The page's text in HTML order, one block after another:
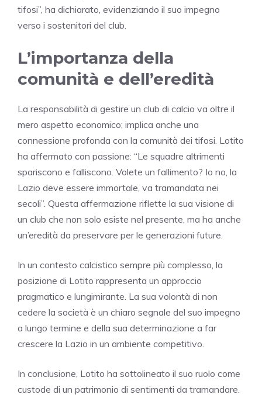
tifosi”, ha dichiarato, evidenziando il suo impegno
verso i sostenitori del club.
L’importanza della
comunità e dell’eredità
La responsabilità di gestire un club di calcio va oltre il
mero aspetto economico; implica anche una
connessione profonda con la comunità dei tifosi. Lotito
ha affermato con passione: “Le squadre altrimenti
spariscono e falliscono. Volete un fallimento? Io no, la
Lazio deve essere immortale, va tramandata nei
secoli”. Questa affermazione riflette la sua visione di
un club che non solo esiste nel presente, ma ha anche
un’eredità da preservare per le generazioni future.
In un contesto calcistico sempre più complesso, la
posizione di Lotito rappresenta un approccio
pragmatico e lungimirante. La sua volontà di non
cedere la società è un chiaro segnale del suo impegno
a lungo termine e della sua determinazione a far
crescere la Lazio in un ambiente competitivo.
In conclusione, Lotito ha sottolineato il suo ruolo come
custode di un patrimonio di sentimenti da tramandare.